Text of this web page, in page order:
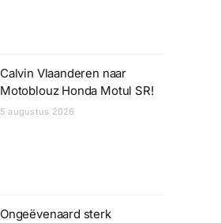
Calvin Vlaanderen naar
Motoblouz Honda Motul SR!
5 augustus 2026
Ongeëvenaard sterk